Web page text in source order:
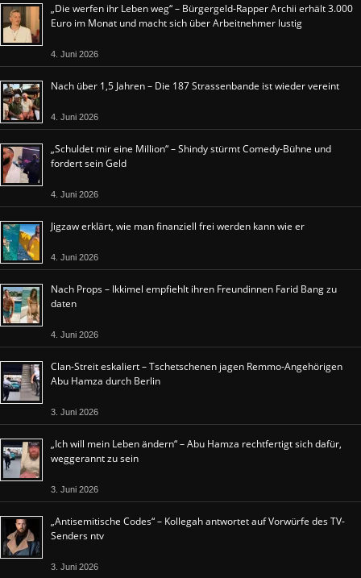
„Die werfen ihr Leben weg“ – Bürgergeld-Rapper Archii erhält 3.000
Euro im Monat und macht sich über Arbeitnehmer lustig
4. Juni 2026
Nach über 1,5 Jahren – Die 187 Strassenbande ist wieder vereint
4. Juni 2026
„Schuldet mir eine Million“ – Shindy stürmt Comedy-Bühne und
fordert sein Geld
4. Juni 2026
Jigzaw erklärt, wie man finanziell frei werden kann wie er
4. Juni 2026
Nach Props – Ikkimel empfiehlt ihren Freundinnen Farid Bang zu
daten
4. Juni 2026
Clan-Streit eskaliert – Tschetschenen jagen Remmo-Angehörigen
Abu Hamza durch Berlin
3. Juni 2026
„Ich will mein Leben ändern“ – Abu Hamza rechtfertigt sich dafür,
weggerannt zu sein
3. Juni 2026
„Antisemitische Codes“ – Kollegah antwortet auf Vorwürfe des TV-
Senders ntv
3. Juni 2026